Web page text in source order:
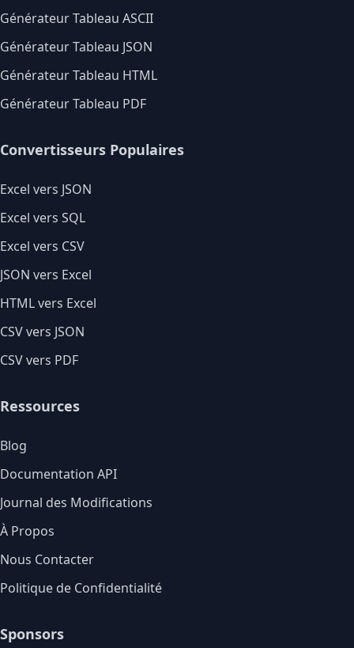
Générateur Tableau ASCII
Générateur Tableau JSON
Générateur Tableau HTML
Générateur Tableau PDF
Convertisseurs Populaires
Excel vers JSON
Excel vers SQL
Excel vers CSV
JSON vers Excel
HTML vers Excel
CSV vers JSON
CSV vers PDF
Ressources
Blog
Documentation API
Journal des Modifications
À Propos
Nous Contacter
Politique de Confidentialité
Sponsors